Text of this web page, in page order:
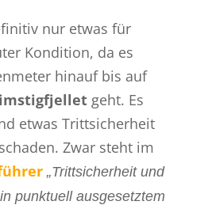
nur etwas für
Kondition, da es
hinauf bis auf
geht. Es
etwas Trittsicherheit
Zwar steht im
„Trittsicherheit und
punktuell ausgesetztem